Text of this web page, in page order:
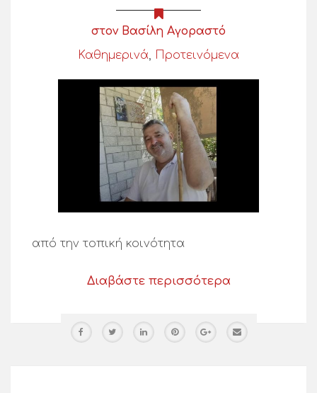
στον Βασίλη Αγοραστό
Καθημερινά, Προτεινόμενα
από την τοπική κοινότητα
Διαβάστε περισσότερα